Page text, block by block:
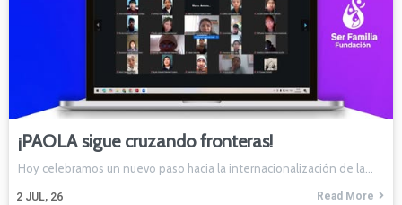
¡PAOLA sigue cruzando fronteras!
2 JUL, 26
Hoy celebramos un nuevo paso hacia la internacionalización de la…
Read More